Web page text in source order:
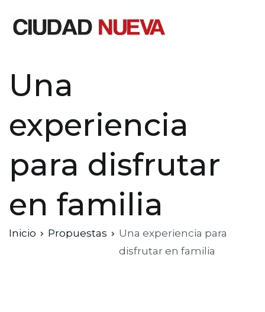
Una
experiencia
para disfrutar
en familia
Inicio Propuestas
Una experiencia para
disfrutar en familia